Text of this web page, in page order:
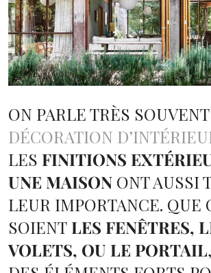
ON PARLE TRÈS
DÉCORATION
LES FINITIONS
UNE MAISON ONT AUSSI
LEUR IMPORTANCE. QUE
SOIENT LES FENÊTRES,
VOLETS, OU LE PORTAIL